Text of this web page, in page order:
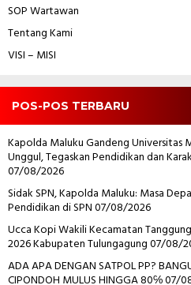
SOP Wartawan
Tentang Kami
VISI – MISI
POS-POS TERBARU
Kapolda Maluku Gandeng Universitas
Unggul, Tegaskan Pendidikan dan
07/08/2026
Sidak SPN, Kapolda Maluku: Masa
Pendidikan di SPN07/08/2026
Ucca Kopi Wakili Kecamatan
2026 Kabupaten Tulungagung07/08/
ADA APA DENGAN SATPOL PP?
CIPONDOH MULUS HINGGA 80℅07/